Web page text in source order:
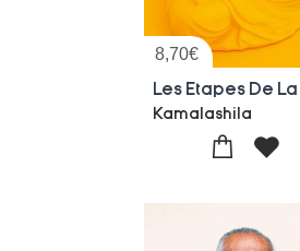
8,70€
Kamalashila